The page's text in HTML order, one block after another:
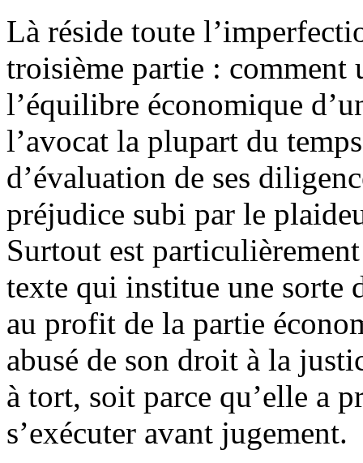
Là réside toute
troisième partie : comment
l’équilibre économique
l’avocat la plupart du
d’évaluation de ses
préjudice subi par le
Surtout est
texte qui institue une sorte
au profit de la partie
abusé de son droit à la
à tort, soit parce qu’elle a
s’exécuter avant jugement.